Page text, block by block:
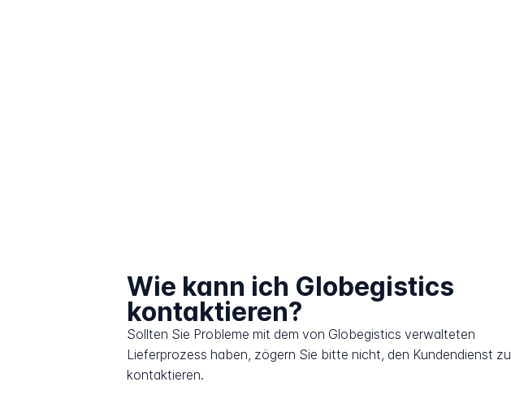
Wie kann ich Globegistics
kontaktieren?
Sollten Sie Probleme mit dem von Globegistics verwalteten
Lieferprozess haben, zögern Sie bitte nicht, den Kundendienst zu
kontaktieren.